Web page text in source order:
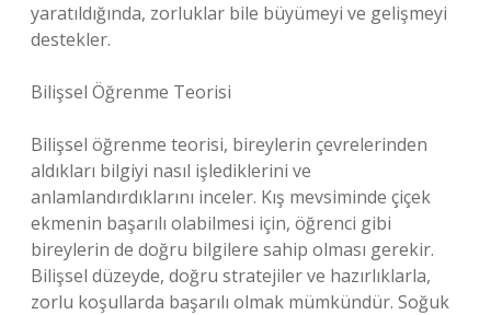
yaratıldığında, zorluklar bile büyümeyi ve gelişmeyi
destekler.
Bilişsel Öğrenme Teorisi
Bilişsel öğrenme teorisi, bireylerin çevrelerinden
aldıkları bilgiyi nasıl işlediklerini ve
anlamlandırdıklarını inceler. Kış mevsiminde çiçek
ekmenin başarılı olabilmesi için, öğrenci gibi
bireylerin de doğru bilgilere sahip olması gerekir.
Bilişsel düzeyde, doğru stratejiler ve hazırlıklarla,
zorlu koşullarda başarılı olmak mümkündür. Soğuk